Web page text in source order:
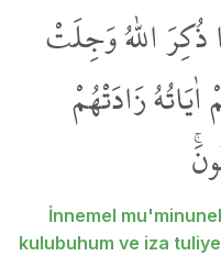
ذُكِرَ اللّٰهُ وَجِلَتْ
زَادَتْهُمْ
İnnemel
kulubuhum ve iza